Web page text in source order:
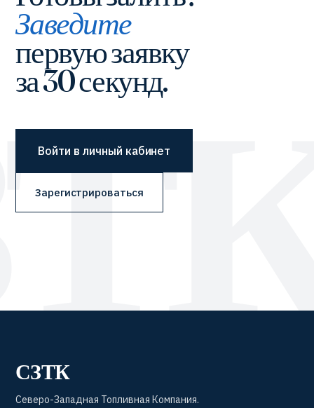
Заведите
первую заявку
за 30 секунд.
Войти в личный кабинет
Зарегистрироваться
СЗТК
Северо-Западная Топливная Компания.